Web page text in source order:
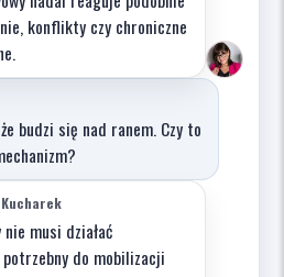
konflikty czy chroniczne
budzi się nad ranem. Czy to
musi działać
do mobilizacji